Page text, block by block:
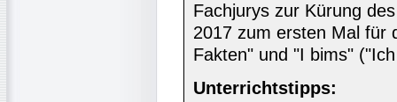
Fachjurys zur Kürung
2017 zum ersten Mal für
Fakten" und "I bims" ("Ich
Unterrichtstipps: